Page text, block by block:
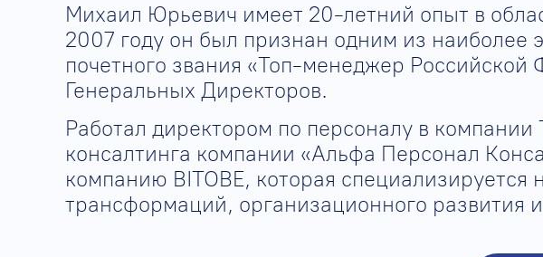
Михаил Юрьевич имеет 20-летний опыт в
2007 году он был признан одним из
почетного звания «Топ-менеджер Российской
Генеральных Директоров.
Работал директором по персоналу в
консалтинга компании «Альфа Персонал
компанию BITOBE, которая
трансформаций, организационного развития